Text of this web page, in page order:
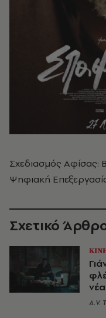
Σχεδιασμός
Ψηφιακή
Σχετικό
νέα
A.V.